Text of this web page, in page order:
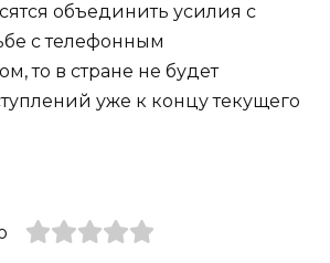
объединить усилия с
с телефонным
то в стране не будет
уже к концу текущего